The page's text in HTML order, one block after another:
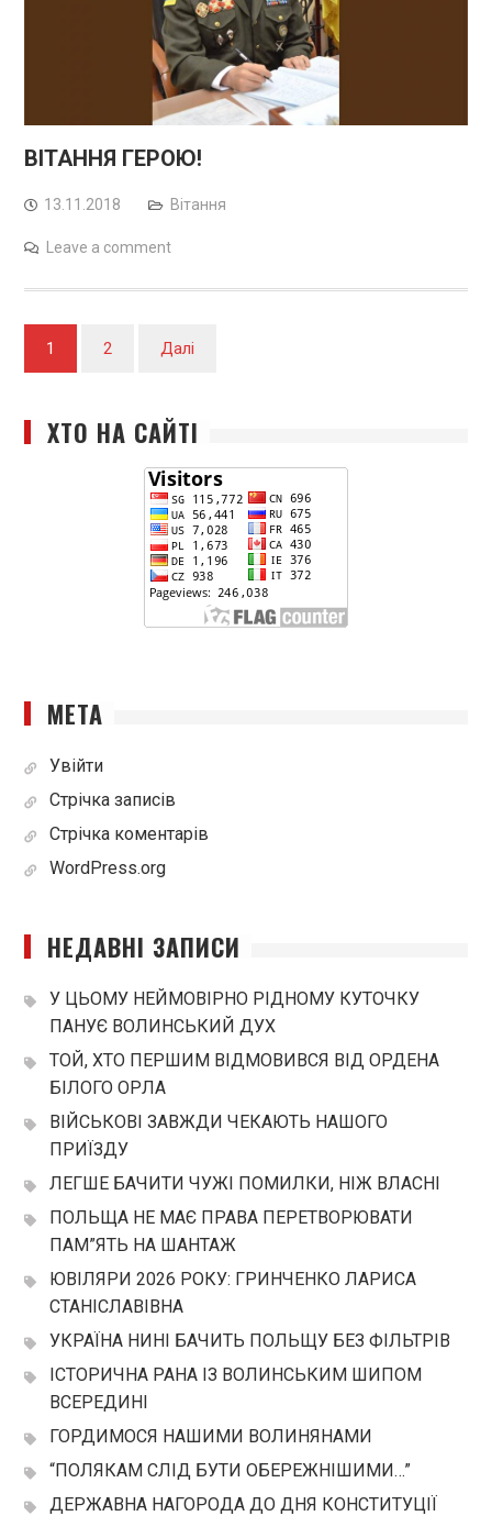
ВІТАННЯ ГЕРОЮ!
13.11.2018 Вітання
Leave a comment
Навігація
записів
1 2 Далі
ХТО НА САЙТІ
МЕТА
Увійти
Стрічка записів
Стрічка коментарів
WordPress.org
НЕДАВНІ ЗАПИСИ
У ЦЬОМУ НЕЙМОВІРНО РІДНОМУ КУТОЧКУ
ПАНУЄ ВОЛИНСЬКИЙ ДУХ
ТОЙ, ХТО ПЕРШИМ ВІДМОВИВСЯ ВІД ОРДЕНА
БІЛОГО ОРЛА
ВІЙСЬКОВІ ЗАВЖДИ ЧЕКАЮТЬ НАШОГО
ПРИЇЗДУ
ЛЕГШЕ БАЧИТИ ЧУЖІ ПОМИЛКИ, НІЖ ВЛАСНІ
ПОЛЬЩА НЕ МАЄ ПРАВА ПЕРЕТВОРЮВАТИ
ПАМ”ЯТЬ НА ШАНТАЖ
ЮВІЛЯРИ 2026 РОКУ: ГРИНЧЕНКО ЛАРИСА
СТАНІСЛАВІВНА
УКРАЇНА НИНІ БАЧИТЬ ПОЛЬЩУ БЕЗ ФІЛЬТРІВ
ІСТОРИЧНА РАНА ІЗ ВОЛИНСЬКИМ ШИПОМ
ВСЕРЕДИНІ
ГОРДИМОСЯ НАШИМИ ВОЛИНЯНАМИ
“ПОЛЯКАМ СЛІД БУТИ ОБЕРЕЖНІШИМИ…”
ДЕРЖАВНА НАГОРОДА ДО ДНЯ КОНСТИТУЦІЇ